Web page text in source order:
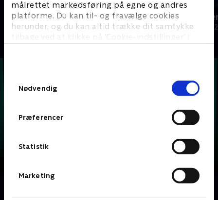
målrettet markedsføring på egne og andres
platforme. Du kan til- og fravælge cookies
herunder, og du kan altid trække dit samtykke
tilbage ved at klikke på ’Cookie-indstillinger’ i
Nødvendig
Præferencer
Statistik
Marketing
24 stjerners julikalender
TV-Shows • 1 sæsoner
Hvem vil
Quiz-shows •